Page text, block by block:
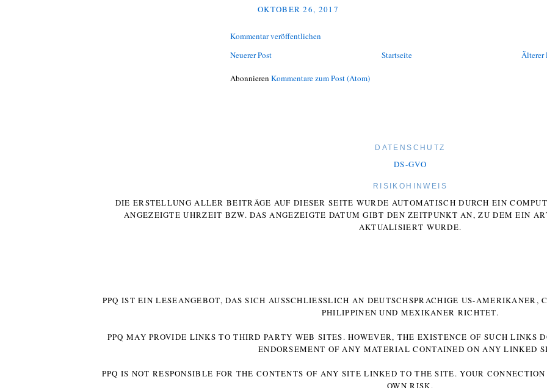
OKTOBER 26, 2017
Kommentar veröffentlichen
Neuerer Post
Älterer
Startseite
Abonnieren Kommentare zum Post (Atom)
DATENSCHUTZ
DS-GVO
RISIKOHINWEIS
DIE ERSTELLUNG ALLER BEITRÄGE AUF DIESER SEITE WURDE AUTOMATISCH DURCH EIN
ANGEZEIGTE UHRZEIT BZW. DAS ANGEZEIGTE DATUM GIBT DEN ZEITPUNKT AN, ZU DEM EIN
AKTUALISIERT WURDE.
PPQ IST EIN LESEANGEBOT, DAS SICH AUSSCHLIESSLICH AN DEUTSCHSPRACHIGE US-AMERIKANER,
HILIPPINEN UND MEXIKANER RICHTET.
PPQ MAY PROVIDE LINKS TO THIRD PARTY WEB SITES. HOWEVER, THE EXISTENCE OF SUCH LINKS
ENDORSEMENT OF ANY MATERIAL CONTAINED ON ANY LINKED
PPQ IS NOT RESPONSIBLE FOR THE CONTENTS OF ANY SITE LINKED TO THE SITE. YOUR
OWN RISK.